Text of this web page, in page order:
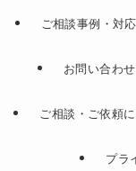
ご相談事例・対
お問い合わ
ご相談・ご依頼
プラ